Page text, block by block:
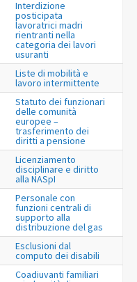
Interdizione
posticipata
lavoratrici madri
rientranti nella
categoria dei lavori
usuranti
Liste di mobilità e
lavoro intermittente
Statuto dei funzionari
delle comunità
europee –
trasferimento dei
diritti a pensione
Licenziamento
disciplinare e diritto
alla NASpI
Personale con
funzioni centrali di
supporto alla
distribuzione del gas
Esclusioni dal
computo dei disabili
Coadiuvanti familiari